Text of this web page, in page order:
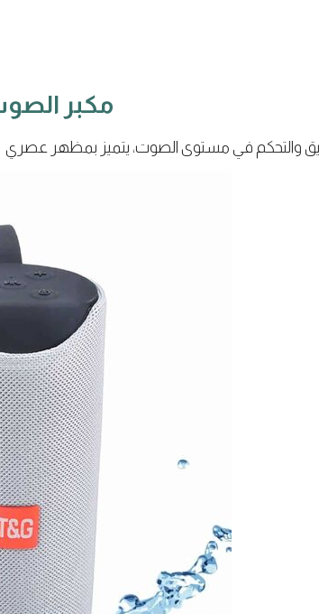
مكبر
والتحكم في مستوى الصوت، يتميز بمظهر عصري